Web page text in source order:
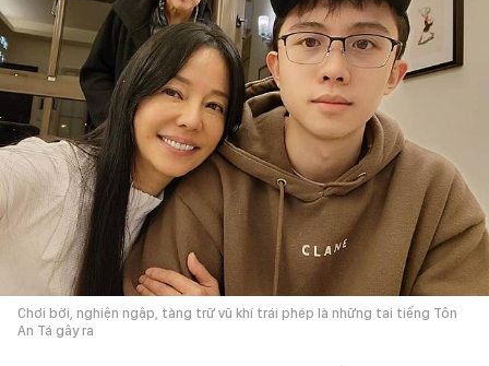
Chơi bời, nghiện ngập, tàng trữ vũ khí trái phép là những tai tiếng Tôn
An Tá gây ra